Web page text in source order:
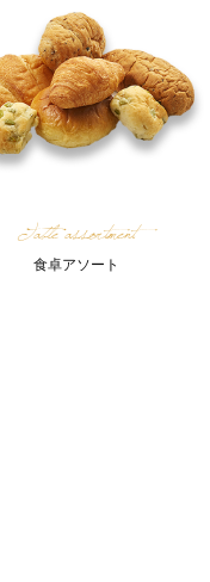
Table assortment
食卓アソート